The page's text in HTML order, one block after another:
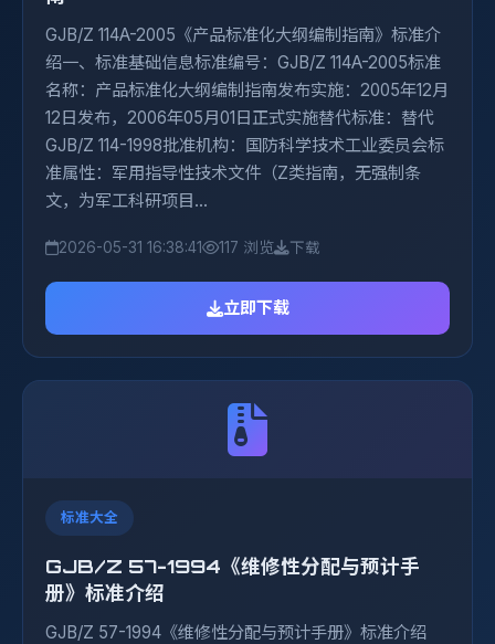
GJB/Z 114A-2005《产品标准化大纲编制指南》标准介
绍一、标准基础信息标准编号：GJB/Z 114A-2005标准
名称：产品标准化大纲编制指南发布实施：2005年12月
12日发布，2006年05月01日正式实施替代标准：替代
GJB/Z 114-1998批准机构：国防科学技术工业委员会标
准属性：军用指导性技术文件（Z类指南，无强制条
文，为军工科研项目...
2026-05-31 16:38:41 117 浏览 下载
立即下载
标准大全
GJB/Z 57-1994《维修性分配与预计手
册》标准介绍
GJB/Z 57-1994《维修性分配与预计手册》标准介绍